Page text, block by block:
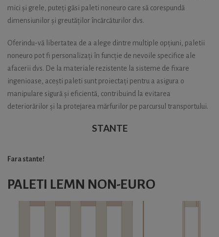
mici și grele, puteți găsi paleti noneuro care să corespundă
dimensiunilor și greutăților încărcăturilor dvs.
Oferindu-vă libertatea de a alege dintre multiple opțiuni, paletii
noneuro pot fi personalizați în funcție de nevoile specifice ale
afacerii dvs. De la materiale rezistente la sisteme de fixare
ingenioase, acești paleti sunt proiectați pentru a asigura o
manipulare sigură și eficientă, contribuind la evitarea
deteriorărilor și la protejarea mărfurilor pe parcursul transportului.
STANTE
Fara stante!
PALETI LEMN NON-EURO